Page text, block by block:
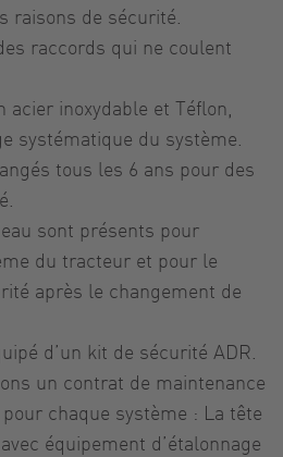
raisons de sécurité.
raccords qui ne coulent
acier inoxydable et Téflon,
systématique du système.
tous les 6 ans pour des
sont présents pour
du tracteur et pour le
après le changement de
d’un kit de sécurité ADR.
un contrat de maintenance
chaque système : La tête
équipement d’étalonnage